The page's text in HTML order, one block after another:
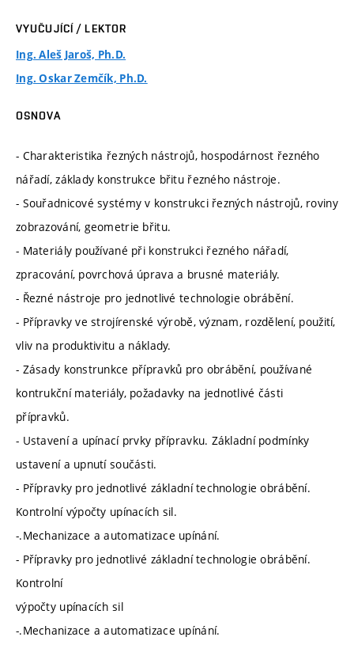
VYUČUJÍCÍ / LEKTOR
Ing. Aleš Jaroš, Ph.D.
Ing. Oskar Zemčík, Ph.D.
OSNOVA
- Charakteristika řezných nástrojů, hospodárnost řezného
nářadí, základy konstrukce břitu řezného nástroje.
- Souřadnicové systémy v konstrukci řezných nástrojů, roviny
zobrazování, geometrie břitu.
- Materiály používané při konstrukci řezného nářadí,
zpracování, povrchová úprava a brusné materiály.
- Řezné nástroje pro jednotlivé technologie obrábění.
- Přípravky ve strojírenské výrobě, význam, rozdělení, použití,
vliv na produktivitu a náklady.
- Zásady konstrunkce přípravků pro obrábění, používané
kontrukční materiály, požadavky na jednotlivé části
přípravků.
- Ustavení a upínací prvky přípravku. Základní podmínky
ustavení a upnutí součásti.
- Přípravky pro jednotlivé základní technologie obrábění.
Kontrolní výpočty upínacích sil.
-.Mechanizace a automatizace upínání.
- Přípravky pro jednotlivé základní technologie obrábění.
Kontrolní
výpočty upínacích sil
-.Mechanizace a automatizace upínání.